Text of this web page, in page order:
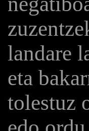
landare
eta
tolestuz